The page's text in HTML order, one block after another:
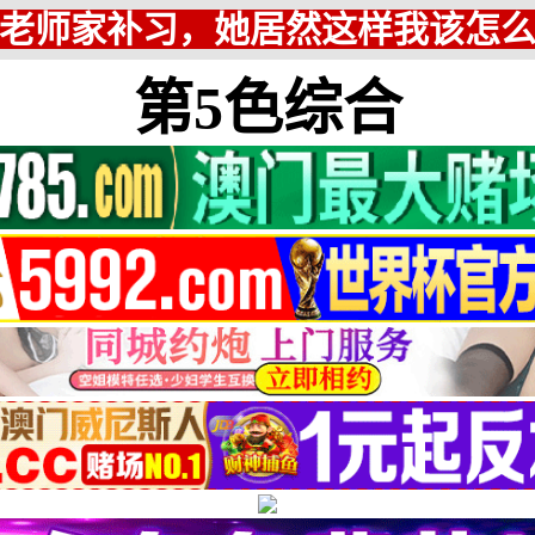
师家补习，她居然这样我该怎
第5色综合